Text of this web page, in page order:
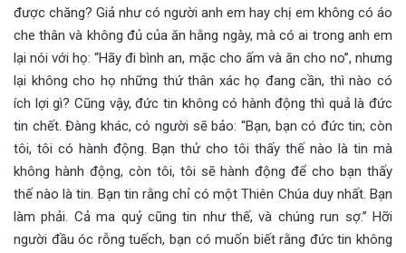
được chăng? Giả như có người anh em hay chị em không có áo
che thân và không đủ của ăn hằng ngày, mà có ai trong anh em
lại nói với họ: “Hãy đi bình an, mặc cho ấm và ăn cho no”, nhưng
lại không cho họ những thứ thân xác họ đang cần, thì nào có
ích lợi gì? Cũng vậy, đức tin không có hành động thì quả là đức
tin chết. Đàng khác, có người sẽ bảo: “Bạn, bạn có đức tin; còn
tôi, tôi có hành động. Bạn thử cho tôi thấy thế nào là tin mà
không hành động, còn tôi, tôi sẽ hành động để cho bạn thấy
thế nào là tin. Bạn tin rằng chỉ có một Thiên Chúa duy nhất. Bạn
làm phải. Cả ma quỷ cũng tin như thế, và chúng run sợ.” Hỡi
người đầu óc rỗng tuếch, bạn có muốn biết rằng đức tin không